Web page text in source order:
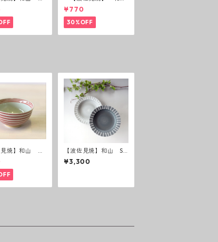
山 広東碗 二色ボー
ダー 全6パターン
¥770
30%OFF
焼】和山 ボ
【波佐見焼】和山 Sh
abby chic style カレ
ー皿 ( ダークグレー
¥3,300